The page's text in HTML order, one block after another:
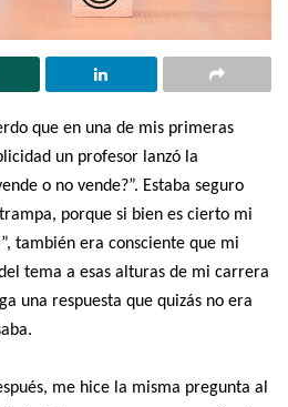
que en una de mis primeras
un profesor lanzó la
o no vende?”. Estaba seguro
porque si bien es cierto mi
también era consciente que mi
tema a esas alturas de mi carrera
una respuesta que quizás no era
me hice la misma pregunta al